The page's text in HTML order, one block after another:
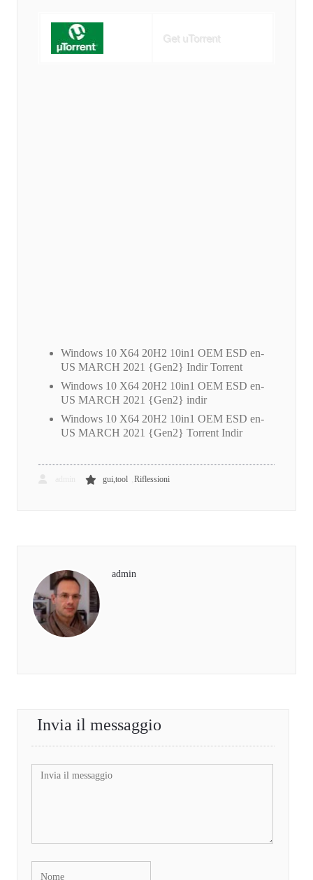
Get uTorrent
Windows 10 X64 20H2 10in1 OEM ESD en-
US MARCH 2021 {Gen2} Indir Torrent
Windows 10 X64 20H2 10in1 OEM ESD en-
US MARCH 2021 {Gen2} indir
Windows 10 X64 20H2 10in1 OEM ESD en-
US MARCH 2021 {Gen2} Torrent Indir
gui,tool Riflessioni
admin
Invia il messaggio